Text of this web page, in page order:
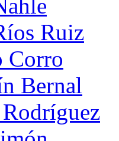
Ruiz
Corro
Bernal